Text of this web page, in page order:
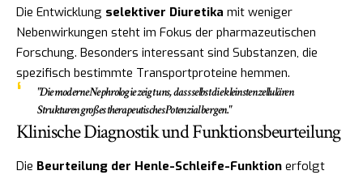
Die Entwicklung selektiver Diuretika mit weniger
Nebenwirkungen steht im Fokus der pharmazeutischen
Forschung. Besonders interessant sind Substanzen, die
spezifisch bestimmte Transportproteine hemmen.
"Die moderne Nephrologie zeigt uns, dass selbst die kleinsten zellulären
Strukturen großes therapeutisches Potenzial bergen."
Klinische Diagnostik und Funktionsbeurteilung
Die Beurteilung der Henle-Schleife-Funktion erfolgt